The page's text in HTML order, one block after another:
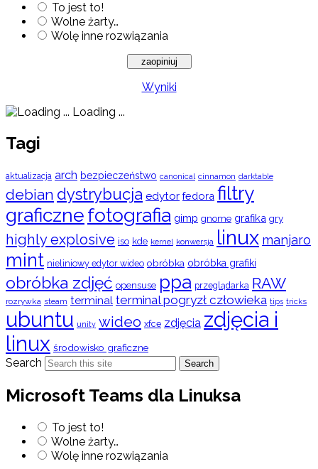
To jest to!
Wolne żarty…
Wolę inne rozwiązania
Wyniki
Loading ...
Tagi
aktualizacja arch bezpieczeństwo canonical cinnamon darktable
debian dystrybucja edytor fedora filtry
graficznefotografia gimp gnome grafika gry
highly explosive iso kde kernel konwersja linux manjaro
mint nieliniowy edytor wideo obróbka obróbka grafiki
obróbka zdjęć opensuse ppa przeglądarka RAW
rozrywka steam terminal terminal pogryzł człowieka tips tricks
ubuntu unity wideo xfce zdjęcia zdjęcia i
linux środowisko graficzne
Search Search
Microsoft Teams dla Linuksa
To jest to!
Wolne żarty…
Wolę inne rozwiązania